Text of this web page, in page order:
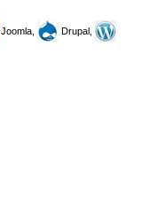
Joomla,
Drupal,